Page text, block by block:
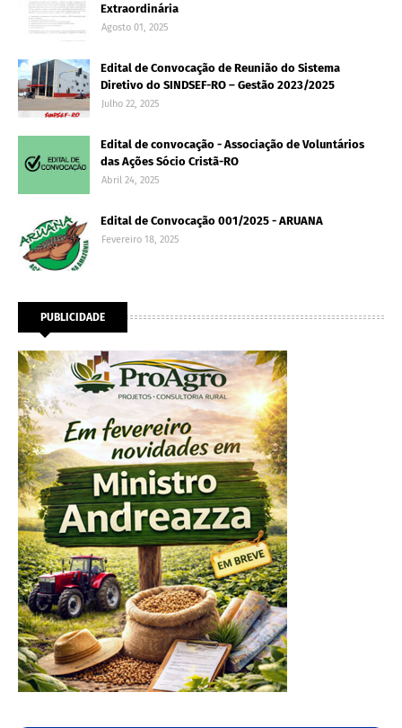
Extraordinária
Agosto 01, 2025
Edital de Convocação de Reunião do Sistema
Diretivo do SINDSEF-RO – Gestão 2023/2025
Julho 22, 2025
Edital de convocação - Associação de Voluntários
das Ações Sócio Cristã-RO
Abril 24, 2025
Edital de Convocação 001/2025 - ARUANA
Fevereiro 18, 2025
PUBLICIDADE